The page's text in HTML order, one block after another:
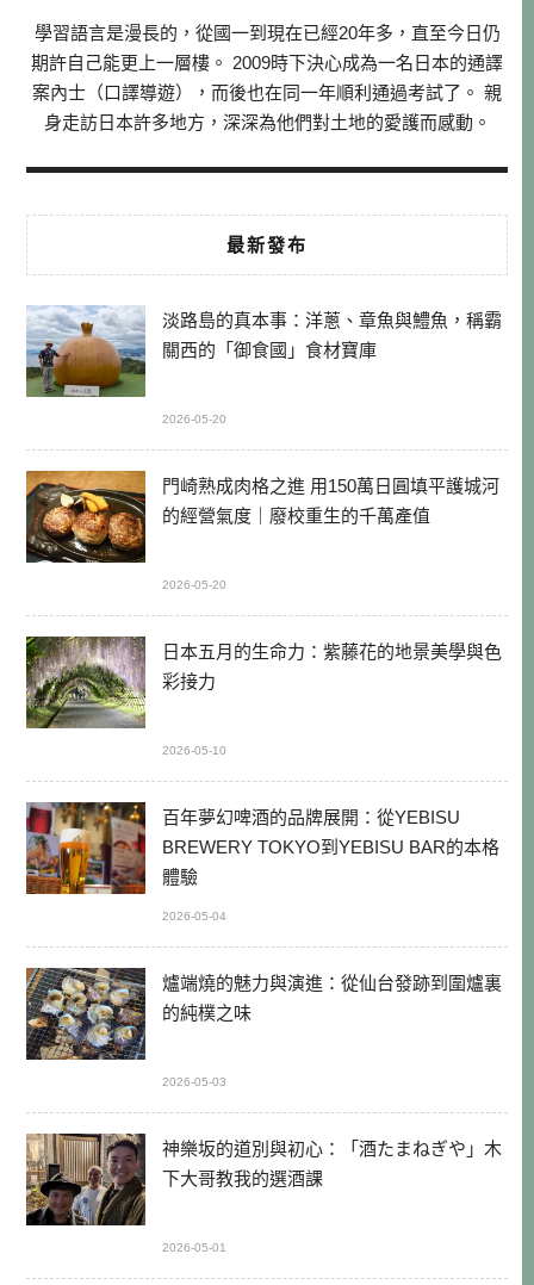
學習語言是漫長的，從國一到現在已經20年多，直至今日仍
期許自己能更上一層樓。 2009時下決心成為一名日本的通譯
案內士（口譯導遊），而後也在同一年順利通過考試了。 親
身走訪日本許多地方，深深為他們對土地的愛護而感動。
最新發布
淡路島的真本事：洋蔥、章魚與鱧魚，稱霸
關西的「御食國」食材寶庫
2026-05-20
門崎熟成肉格之進 用150萬日圓填平護城河
的經營氣度｜廢校重生的千萬產值
2026-05-20
日本五月的生命力：紫藤花的地景美學與色
彩接力
2026-05-10
百年夢幻啤酒的品牌展開：從YEBISU
BREWERY TOKYO到YEBISU BAR的本格
體驗
2026-05-04
爐端燒的魅力與演進：從仙台發跡到圍爐裏
的純樸之味
2026-05-03
神樂坂的道別與初心：「酒たまねぎや」木
下大哥教我的選酒課
2026-05-01